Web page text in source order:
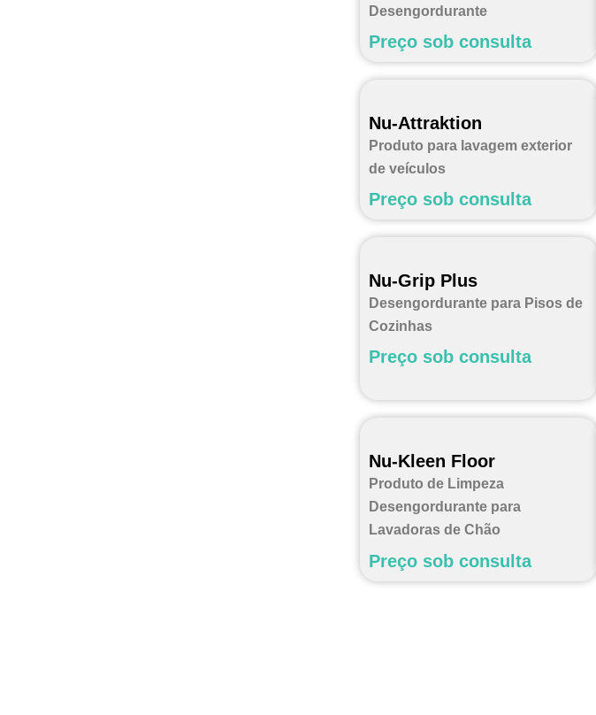
Desengordurante
Preço sob consulta
Nu-Attraktion
Produto para lavagem exterior
de veículos
Preço sob consulta
Nu-Grip Plus
Desengordurante para Pisos de
Cozinhas
Preço sob consulta
Nu-Kleen Floor
Produto de Limpeza
Desengordurante para
Lavadoras de Chão
Preço sob consulta